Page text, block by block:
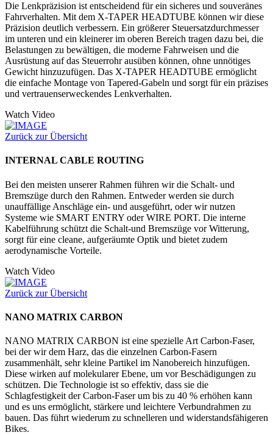
Die Lenkpräzision ist entscheidend für ein sicheres und souveränes
Fahrverhalten. Mit dem X-TAPER HEADTUBE können wir diese
Präzision deutlich verbessern. Ein größerer Steuersatzdurchmesser
im unteren und ein kleinerer im oberen Bereich tragen dazu bei, die
Belastungen zu bewältigen, die moderne Fahrweisen und die
Ausrüstung auf das Steuerrohr ausüben können, ohne unnötiges
Gewicht hinzuzufügen. Das X-TAPER HEADTUBE ermöglicht
die einfache Montage von Tapered-Gabeln und sorgt für ein präzises
und vertrauenserweckendes Lenkverhalten.
Watch Video
Zurück zur Übersicht
INTERNAL CABLE ROUTING
Bei den meisten unserer Rahmen führen wir die Schalt- und
Bremszüge durch den Rahmen. Entweder werden sie durch
unauffällige Anschläge ein- und ausgeführt, oder wir nutzen
Systeme wie SMART ENTRY oder WIRE PORT. Die interne
Kabelführung schützt die Schalt-und Bremszüge vor Witterung,
sorgt für eine cleane, aufgeräumte Optik und bietet zudem
aerodynamische Vorteile.
Watch Video
Zurück zur Übersicht
NANO MATRIX CARBON
NANO MATRIX CARBON ist eine spezielle Art Carbon-Faser,
bei der wir dem Harz, das die einzelnen Carbon-Fasern
zusammenhält, sehr kleine Partikel im Nanobereich hinzufügen.
Diese wirken auf molekularer Ebene, um vor Beschädigungen zu
schützen. Die Technologie ist so effektiv, dass sie die
Schlagfestigkeit der Carbon-Faser um bis zu 40 % erhöhen kann
und es uns ermöglicht, stärkere und leichtere Verbundrahmen zu
bauen. Das führt wiederum zu schnelleren und widerstandsfähigeren
Bikes.